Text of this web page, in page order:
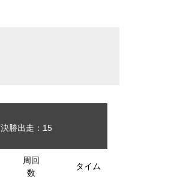
決勝出走：15
周回
数
タイム